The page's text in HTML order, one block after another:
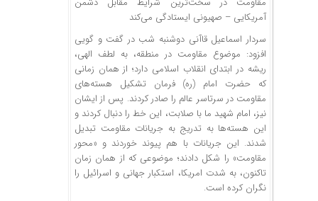
آمریکایی – صهیونی ایستادگی می‌کند
سردار اسماعیل قاآنی دوشنبه شب در گفت و گویی
افزود: موضوع مقاومت در منطقه، به لطف الهی،
ریشه در ابتدای انقلاب اسلامی دارد؛ از همان زمانی
که حضرت امام (ره) فرمان تشکیل هسته‌های
مقاومت در سرتاسر عالم را صادر کردند. پس از ایشان
نیز، امام شهید ما با صلابت، این خط را دنبال کردند و
این هسته‌ها به تدریج به جریانات مقاومت تبدیل
شدند. این جریانات با هم پیوند خوردند و «محور
مقاومت» را شکل دادند؛ موضوعی که از همان زمان
تاکنون، به شدت امریکا، استکبار جهانی و اسرائیل را
نگران کرده است.